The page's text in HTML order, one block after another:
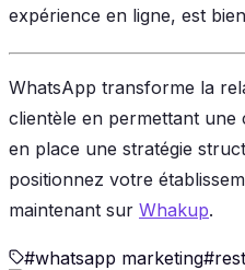
expérience en ligne, est
WhatsApp transforme la
clientèle en permettant une
en place une stratégie
positionnez votre
maintenant sur Whakup.
#whatsapp marketing#